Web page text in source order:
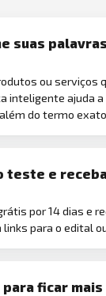
suas
ou serviços
inteligente ajuda
do termo
teste e
por 14 dias e
para o edital
para ficar